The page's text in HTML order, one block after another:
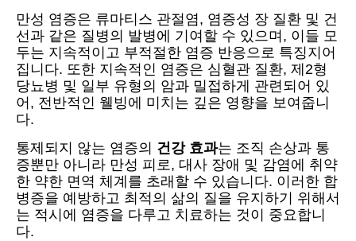
만성 염증은 류마티스 관절염, 염증성 장 질환 및 건
선과 같은 질병의 발병에 기여할 수 있으며, 이들 모
두는 지속적이고 부적절한 염증 반응으로 특징지어
집니다. 또한 지속적인 염증은 심혈관 질환, 제2형
당뇨병 및 일부 유형의 암과 밀접하게 관련되어 있
어, 전반적인 웰빙에 미치는 깊은 영향을 보여줍니
다.
통제되지 않는 염증의 건강 효과는 조직 손상과 통
증뿐만 아니라 만성 피로, 대사 장애 및 감염에 취약
한 약한 면역 체계를 초래할 수 있습니다. 이러한 합
병증을 예방하고 최적의 삶의 질을 유지하기 위해서
는 적시에 염증을 다루고 치료하는 것이 중요합니
다.